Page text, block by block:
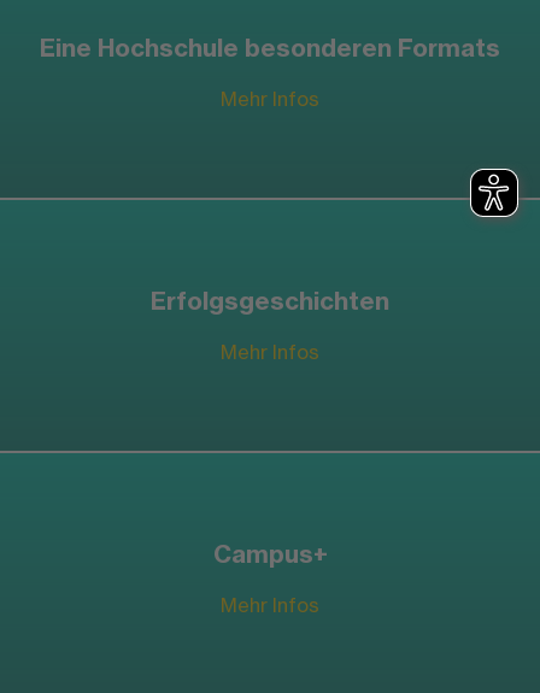
Eine Hochschule besonderen Formats
Mehr Infos
Erfolgsgeschichten
Mehr Infos
Campus+
Mehr Infos